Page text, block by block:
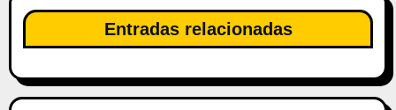
d
e
e
Entradas relacionadas